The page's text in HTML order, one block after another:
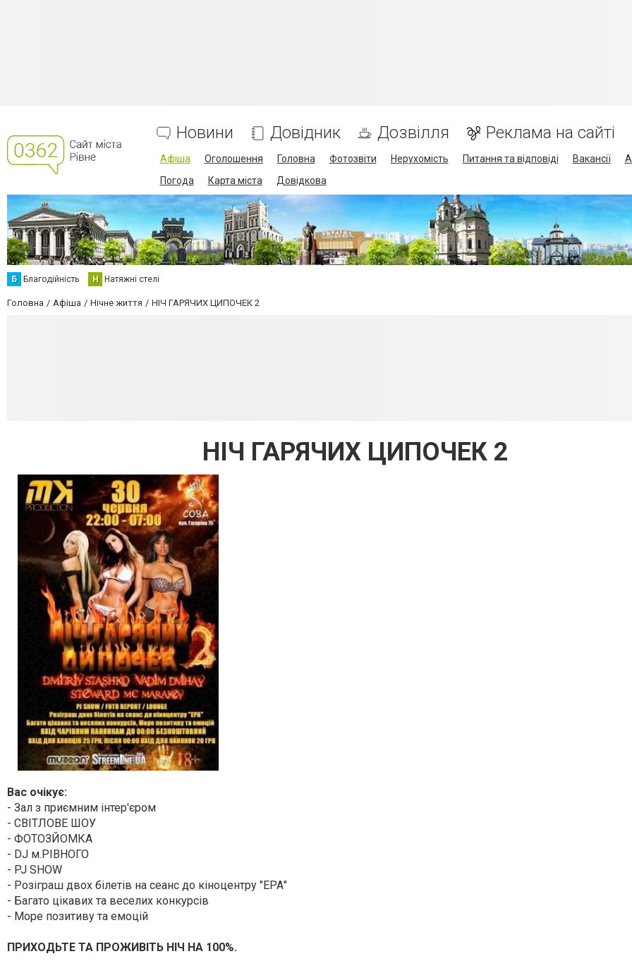
Новини Довідник Дозвілля Реклама на сайті
Афіша Оголошення Головна Фотозвіти Нерухомість Питання та відповіді Вакансії
Погода
Карта міста Довідкова
Б Благодійність Н Натяжні стелі
Головна Афіша Нічне життя НІЧ ГАРЯЧИХ ЦИПОЧЕК 2
НІЧ ГАРЯЧИХ ЦИПОЧЕК 2
Вас очікує:
- Зал з приємним інтер'єром
- СВІТЛОВЕ ШОУ
- ФОТОЗЙОМКА
- DJ м.РІВНОГО
- PJ SHOW
- Розіграш двох білетів на сеанс до кіноцентру "ЕРА"
- Багато цікавих та веселих конкурсів
- Море позитиву та емоцій
ПРИХОДЬТЕ ТА ПРОЖИВІТЬ НІЧ НА 100%.